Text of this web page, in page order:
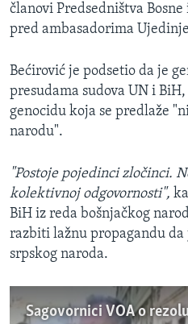
članovi Predsedništva
pred ambasadorima
Bećirović je podsetio da je
presudama sudova UN i
genocidu koja se predlaže
narodu".
"Postoje pojedinci zločinci.
kolektivnoj odgovornosti",
BiH iz reda bošnjačkog
razbiti lažnu propagandu
srpskog naroda.